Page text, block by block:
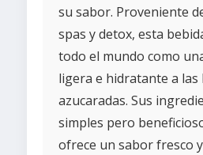
su sabor. Proveniente
spas y detox, esta
todo el mundo como
ligera e hidratante a las
azucaradas. Sus
simples pero
ofrece un sabor fresco